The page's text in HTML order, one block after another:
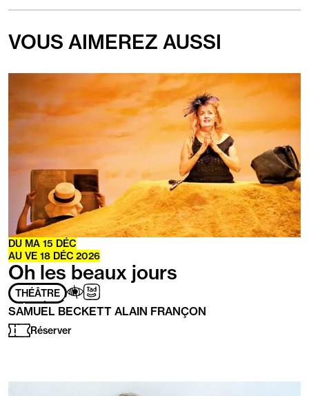
VOUS AIMEREZ AUSSI
Oh les beaux jours
DU MA 15 DÉC
AU VE 18 DÉC 2026
THÉÂTRE Adapté
aux
personnes
les
Aveugles
/
Malvoyants
Transport
à
la
SAMUEL BECKETT ALAIN FRANÇON
plus
Réserver